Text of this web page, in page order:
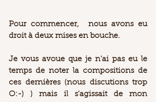
Pour commencer,  nous avons eu
droit à deux mises en bouche.
Je vous avoue que je n'ai pas eu le
temps de noter la compositions de
ces dernières (nous discutions trop
O:-) ) mais il s'agissait de mon